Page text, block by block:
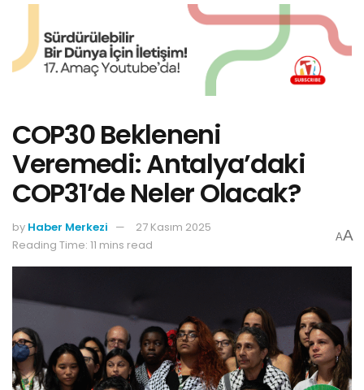
COP30 Bekleneni
Veremedi: Antalya’daki
COP31’de Neler Olacak?
by Haber Merkezi
27 Kasım 2025
Reading Time: 11 mins read
AA